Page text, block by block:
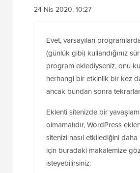
WPBeginner Desteği
24 Nis 2020, 10:27
Evet, varsayılan
(günlük gibi) kullandığınız
program eklediyseniz, onu
herhangi bir etkinlik bir kez
Eklenti sitenizde bir
olmamalıdır, WordPress
sitenizi nasıl etkilediğini daha
için buradaki makalemize göz